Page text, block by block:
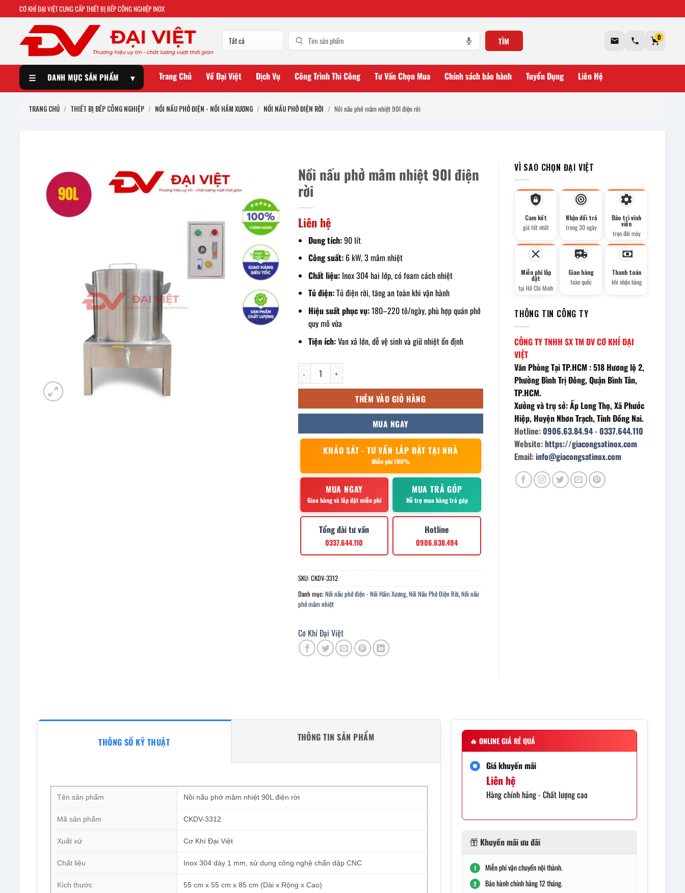
CƠ KHÍ ĐẠI VIỆT CUNG CẤP THIẾT BỊ BẾP CÔNG NGHIỆP INOX
TÌM 0
☰ DANH MỤC SẢN PHẨM ▾ Trang Chủ Về Đại Việt Dịch Vụ Công Trình Thi Công Tư Vấn Chọn Mua Chính sách bảo hành Tuyển Dụng Liên Hệ
TRANG CHỦ / THIẾT BỊ BẾP CÔNG NGHIỆP / NỒI NẤU PHỞ ĐIỆN - NỒI HẦM XƯƠNG / NỒI NẤU PHỞ ĐIỆN RỜI / Nồi nấu phở mâm nhiệt 90l điện rời
Nồi nấu phở mâm nhiệt 90l điện
rời
Liên hệ
Dung tích:90 lít
Công suất: 6 kW, 3 mâm nhiệt
Chất liệu: Inox 304 hai lớp, có foam cách nhiệt
Tủ điện:Tủ điện rời, tăng an toàn khi vận hành
Hiệu suất phục vụ:180–220 tô/ngày, phù hợp quán phở
quy mô vừa
Tiện ích:Van xả lớn, dễ vệ sinh và giữ nhiệt ổn định
Nồi nấu phở mâm nhiệt 90l điện rời số lượng
THÊM VÀO GIỎ HÀNG
MUA NGAY
KHẢO SÁT - TƯ VẤN LẮP ĐẶT TẠI NHÀ
Miễn phí 100%
MUA NGAY
Giao hàng và lắp đặt miễn phí
MUA TRẢ GÓP
Hỗ trợ mua hàng trả góp
Tổng đài tư vấn
0337.644.110
Hotline
0906.638.494
SKU:CKDV-3312
Danh mục:Nồi nấu phở điện - Nồi Hầm Xương,Nồi Nấu Phở Điện Rời,Nồi nấu
phở mâm nhiệt
Cơ Khí Đại Việt
VÌ SAO CHỌN ĐẠI VIỆT
Cam kết
giá tốt nhất
Nhận đổi trả
trong 30 ngày
Bảo trì vĩnh
viễn
trọn đời máy
Miễn phí lắp
đặt
tại Hồ Chí Minh
Giao hàng
toàn quốc
Thanh toán
khi nhận hàng
THÔNG TIN CÔNG TY
CÔNG TY TNHH SX TM DV CƠ KHÍ ĐẠI
VIỆT
Văn Phòng Tại TP.HCM : 518 Hương lộ 2,
Phường Bình Trị Đông, Quận Bình Tân,
TP.HCM.
Xưởng và trụ sở: Ấp Long Thọ, Xã Phước
Hiệp, Huyện Nhơn Trạch, Tỉnh Đồng Nai.
Hotline:0906.63.84.94-0337.644.110
Website:https://giacongsatinox.com
Email:info@giacongsatinox.com
THÔNG SỐ KỸ THUẬT THÔNG TIN SẢN PHẨM
Tên sản phẩm Nồi nấu phở mâm nhiệt 90L điện rời
Mã sản phẩm CKDV-3312
Xuất xứ Cơ Khí Đại Việt
Chất liệu Inox 304 dày 1 mm, sử dụng công nghệ chấn dập CNC
Kích thước 55 cm x 55 cm x 85 cm (Dài x Rộng x Cao)
🔥 ONLINE GIÁ RẺ QUÁ
Giá khuyến mãi
Liên hệ
Hàng chính hãng - Chất lượng cao
Khuyến mãi ưu đãi
1 Miễn phí vận chuyển nội thành.
2 Bảo hành chính hãng 12 tháng.